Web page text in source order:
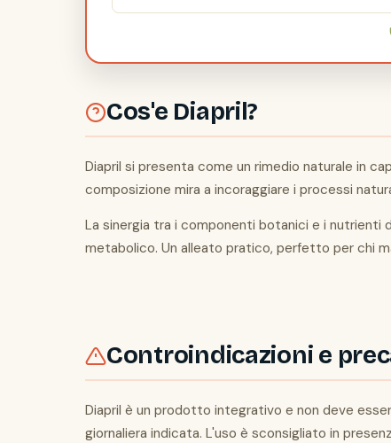
Cos'e Diapril?
Diapril si presenta come un rimedio naturale in
composizione mira a incoraggiare i processi
La sinergia tra i componenti botanici e i nutrienti
metabolico. Un alleato pratico, perfetto per chi
Controindicazioni e
Diapril è un prodotto integrativo e non deve
giornaliera indicata. L'uso è sconsigliato in